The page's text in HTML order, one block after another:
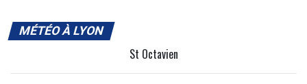
MÉTÉO À LYON
St Octavien